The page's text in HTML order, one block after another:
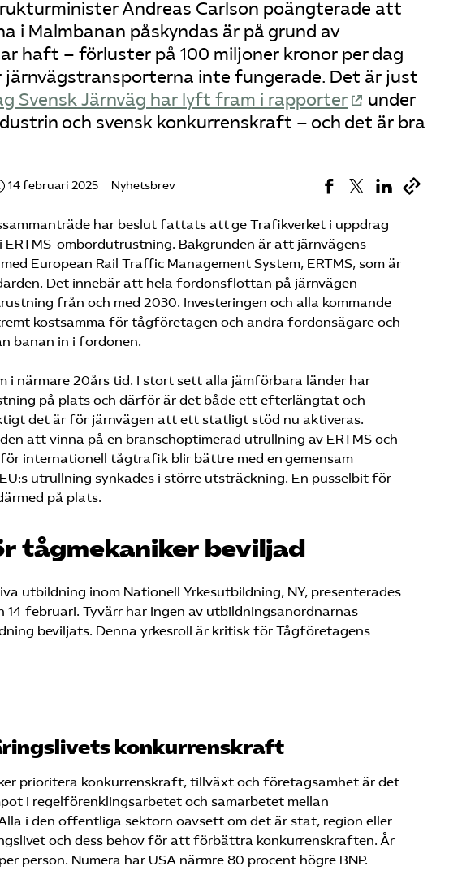
Andreas Carlson poängterade att
i Malmbanan påskyndas är på grund av
haft – förluster på 100 miljoner kronor per dag
järnvägstransporterna inte fungerade. Det är just
Svensk Järnväg har lyft fram i rapporter
under
och svensk konkurrenskraft – och det är bra
14 februari 2025 Nyhetsbrev
har beslut fattats att ge Trafikverket i uppdrag
ombordutrustning. Bakgrunden är att järnvägens
European Rail Traffic Management System, ERTMS, som är
Det innebär att hela fordonsflottan på järnvägen
från och med 2030. Investeringen och alla kommande
kostsamma för tågföretagen och andra fordonsägare och
banan in i fordonen.
närmare 20års tid. I stort sett alla jämförbara länder har
på plats och därför är det både ett efterlängtat och
det är för järnvägen att ett statligt stöd nu aktiveras.
att vinna på en branschoptimerad utrullning av ERTMS och
internationell tågtrafik blir bättre med en gemensam
utrullning synkades i större utsträckning. En pusselbit för
på plats.
tågmekaniker beviljad
utbildning inom Nationell Yrkesutbildning, NY, presenterades
14 februari. Tyvärr har ingen av utbildningsanordnarnas
beviljats. Denna yrkesroll är kritisk för Tågföretagens
konkurrenskraft
prioritera konkurrenskraft, tillväxt och företagsamhet är det
i regelförenklingsarbetet och samarbetet mellan
i den offentliga sektorn oavsett om det är stat, region eller
och dess behov för att förbättra konkurrenskraften. År
person. Numera har USA närmre 80 procent högre BNP.